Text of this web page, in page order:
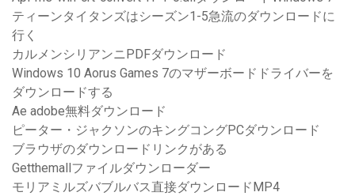
ティーンタイタンズはシーズン1-5急流のダウンロードに
行く
カルメンシリアンニPDFダウンロード
Windows 10 Aorus Games 7のマザーボードドライバーを
ダウンロードする
Ae adobe無料ダウンロード
ピーター・ジャクソンのキングコングPCダウンロード
ブラウザのダウンロードリンクがある
Getthemallファイルダウンローダー
モリアミルズバブルバス直接ダウンロードMP4